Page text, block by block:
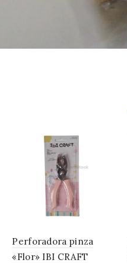
Perforadora pinza
«Flor» IBI CRAFT